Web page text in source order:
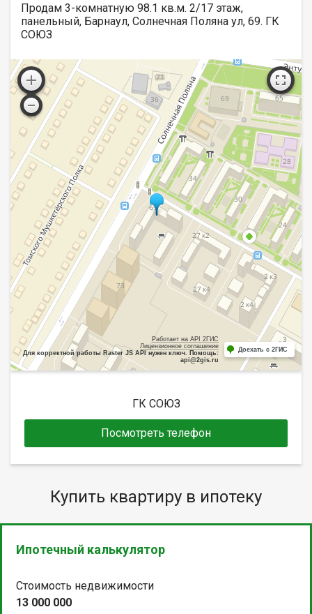
Продам 3-комнатную 98.1 кв.м. 2/17 этаж,
панельный, Барнаул, Солнечная Поляна ул, 69. ГК
СОЮЗ
Работает на API 2ГИС
Лицензионное соглашение
Для корректной работы Raster JS API нужен ключ. Помощь:
api@2gis.ru
Доехать с 2ГИС
ГК СОЮЗ
Посмотреть телефон
Купить квартиру в ипотеку
Ипотечный калькулятор
Стоимость недвижимости
13 000 000